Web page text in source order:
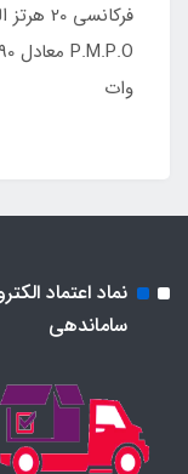
وات
نماد اعتماد
ساماندهی